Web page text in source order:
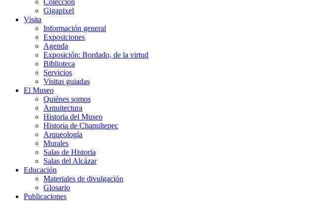
Colección
Gigapixel
Visita
Información general
Exposiciones
Agenda
Exposición: Bordado, de la virtud
Biblioteca
Servicios
Visitas guiadas
El Museo
Quiénes somos
Arquitectura
Historia del Museo
Historia de Chapultepec
Arqueología
Murales
Salas de Historia
Salas del Alcázar
Educación
Materiales de divulgación
Glosario
Publicaciones